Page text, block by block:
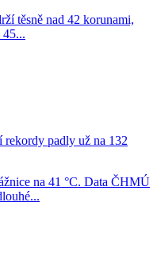
těsně nad 42 korunami,
rekordy padly už na 132
na 41 °C. Data ČHMÚ